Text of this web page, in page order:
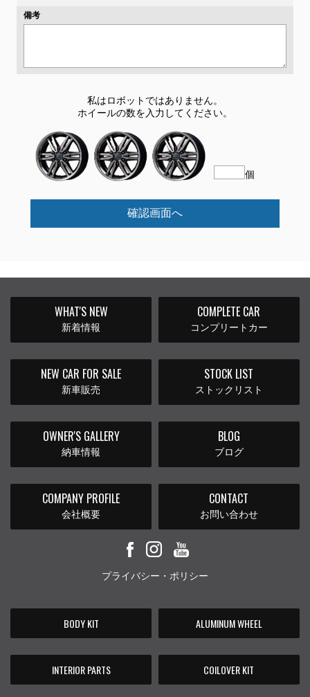
備考
私はロボットではありません。
ホイールの数を入力してください。
個
確認画面へ
WHAT'S NEW
新着情報
COMPLETE CAR
コンプリートカー
NEW CAR FOR SALE
新車販売
STOCK LIST
ストックリスト
OWNER'S GALLERY
納車情報
BLOG
ブログ
COMPANY PROFILE
会社概要
CONTACT
お問い合わせ
プライバシー・ポリシー
BODY KIT ALUMINUM WHEEL
INTERIOR PARTS COILOVER KIT